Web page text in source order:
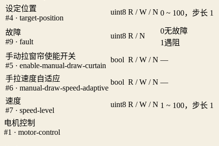
设定位置
#4 · target-position
uint8 R / W / N 0 ~ 100，步长 1
故障
#9 · fault
uint8 R / N
0无故障
1遇阻
手动拉窗帘使能开关
#5 · enable-manual-draw-curtain
bool R / W / N —
手拉速度自适应
#6 · manual-draw-speed-adaptive
bool R / W / N —
速度
#7 · speed-level
uint8 R / W / N 1 ~ 100，步长 1
电机控制
#1 · motor-control